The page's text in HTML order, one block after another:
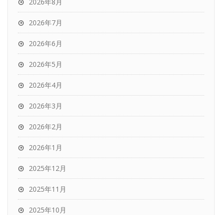
2026年7月
2026年6月
2026年5月
2026年4月
2026年3月
2026年2月
2026年1月
2025年12月
2025年11月
2025年10月